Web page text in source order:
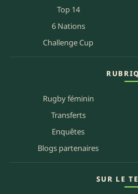
Top 14
6 Nations
Challenge Cup
Rugby féminin
Transferts
Enquêtes
Blogs partenaires
SUR LE